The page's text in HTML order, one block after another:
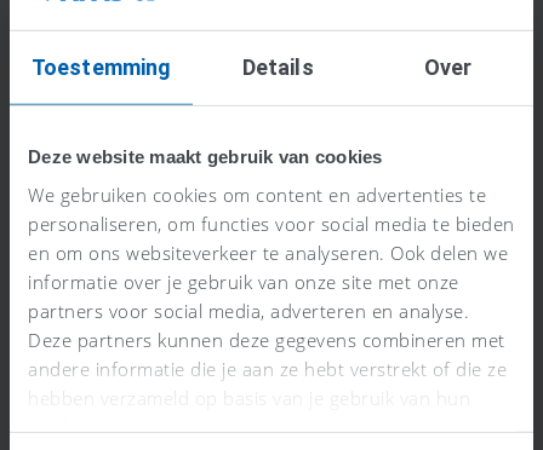
Toestemming Details Over
Deze website maakt gebruik van cookies
We gebruiken cookies om content en advertenties te
personaliseren, om functies voor social media te bieden
en om ons websiteverkeer te analyseren. Ook delen we
informatie over je gebruik van onze site met onze
partners voor social media, adverteren en analyse.
Deze partners kunnen deze gegevens combineren met
andere informatie die je aan ze hebt verstrekt of die ze
hebben verzameld op basis van je gebruik van hun
services.
Forfaitair Tarief vs Geen Buitenlands
Tarief: Wat Betekent Het?
Lees meer >